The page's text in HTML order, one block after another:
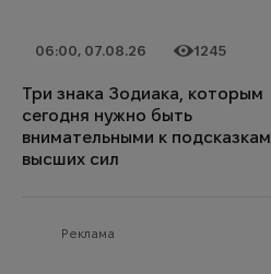
Дата публикации
06:00, 07.08.26
Категория
Количество просмотров
1245
Три знака Зодиака, которым
сегодня нужно быть
внимательными к подсказкам
высших сил
Реклама